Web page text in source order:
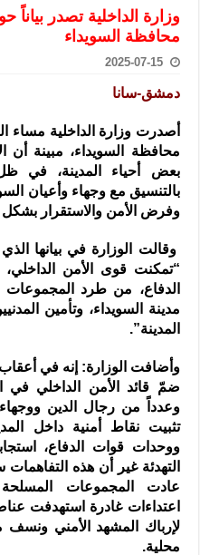
سوريا تبحث مع الإيسيسكو
وزارة الداخلية تصدر
محافظة السويداء
2025-07-15
دمشق-سانا
أصدرت وزارة الداخلية مساء
محافظة السويداء، مبينة أن
بعض أحياء المدينة، في
بالتنسيق مع وجهاء وأعيان
وفرض الأمن والاستقرار
وقالت الوزارة في بيانها
“تمكنت قوى الأمن
الدفاع، من طرد
مدينة السويداء، وتأمين
المدينة”.
وأضافت الوزارة: إنه في
ضمّ قائد الأمن الداخلي في
وعدداً من رجال الدين
تثبيت نقاط أمنية داخل
ووحدات قوات الدفاع،
التهدئة غير أن هذه
عادت المجموعات
اعتداءات غادرة استهدفت
لإرباك المشهد الأمني ونسف
محلية.